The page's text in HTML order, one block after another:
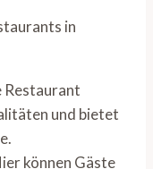
in
Restaurant
und bietet
können Gäste